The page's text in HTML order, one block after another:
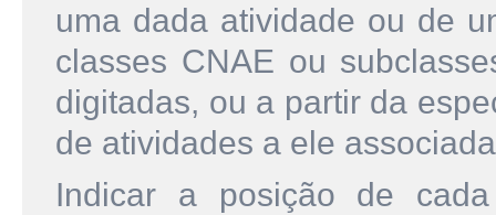
uma dada atividade ou de
classes CNAE ou
digitadas, ou a partir da
de atividades a ele
Indicar a posição de